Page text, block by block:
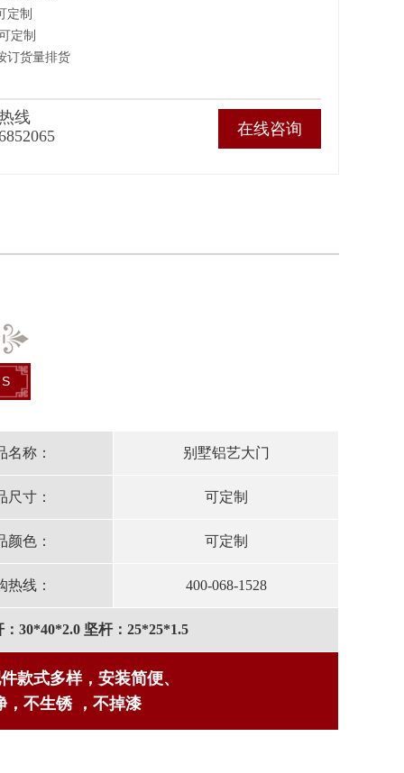
定制
定制
订货量排货
在线咨询
线
名称： 别墅铝艺大门
尺寸： 可定制
颜色： 可定制
热线： 400-068-1528
30*40*2.0 坚杆：25*25*1.5
款式多样，安装简便、
，不生锈 ，不掉漆